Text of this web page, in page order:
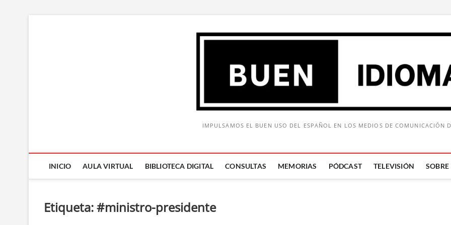
IMPULSAMOS EL BUEN USO DEL ESPAÑOL EN LOS MEDIOS DE COMUNICACIÓN
INICIO AULA VIRTUAL BIBLIOTECA DIGITAL CONSULTAS MEMORIAS PÓDCAST TELEVISIÓN
Buscar:
Etiqueta:#ministro-presidente